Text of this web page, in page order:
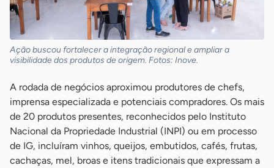
Ação buscou fortalecer a integração regional e ampliar a
visibilidade dos produtos de origem. Fotos: Inove.
A rodada de negócios aproximou produtores de chefs,
imprensa especializada e potenciais compradores. Os mais
de 20 produtos presentes, reconhecidos pelo Instituto
Nacional da Propriedade Industrial (INPI) ou em processo
de IG, incluíram vinhos, queijos, embutidos, cafés, frutas,
cachaças, mel, broas e itens tradicionais que expressam a